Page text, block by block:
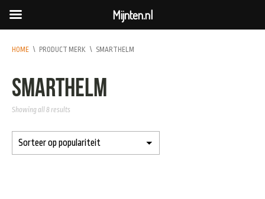
HOME \ PRODUCT MERK \ SMARTHELM
smarthelm
Showing all 8 results
Mijnten.nl